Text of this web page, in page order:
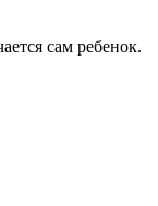
сам ребенок.